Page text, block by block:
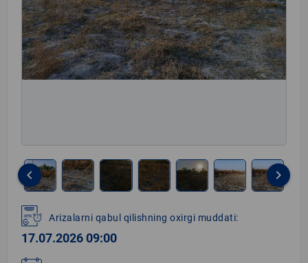
1
of
8
keyboard_arrow_left keyboard_arrow_right
Arizalarni qabul qilishning oxirgi muddati:
17.07.2026 09:00